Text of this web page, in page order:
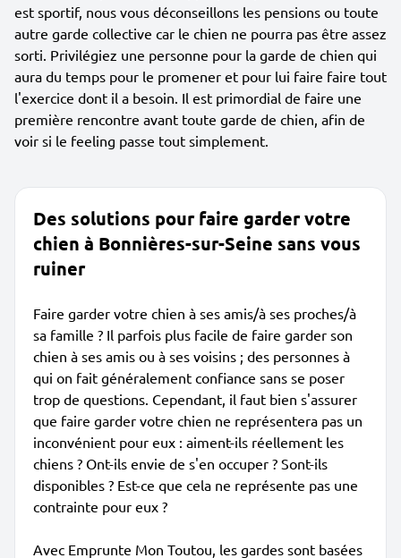
est sportif, nous vous déconseillons les pensions ou toute
autre garde collective car le chien ne pourra pas être assez
sorti. Privilégiez une personne pour la garde de chien qui
aura du temps pour le promener et pour lui faire faire tout
l'exercice dont il a besoin. Il est primordial de faire une
première rencontre avant toute garde de chien, afin de
voir si le feeling passe tout simplement.
Des solutions pour faire garder votre
chien à Bonnières-sur-Seine sans vous
ruiner
Faire garder votre chien à ses amis/à ses proches/à
sa famille ? Il parfois plus facile de faire garder son
chien à ses amis ou à ses voisins ; des personnes à
qui on fait généralement confiance sans se poser
trop de questions. Cependant, il faut bien s'assurer
que faire garder votre chien ne représentera pas un
inconvénient pour eux : aiment-ils réellement les
chiens ? Ont-ils envie de s'en occuper ? Sont-ils
disponibles ? Est-ce que cela ne représente pas une
contrainte pour eux ?
Avec Emprunte Mon Toutou, les gardes sont basées